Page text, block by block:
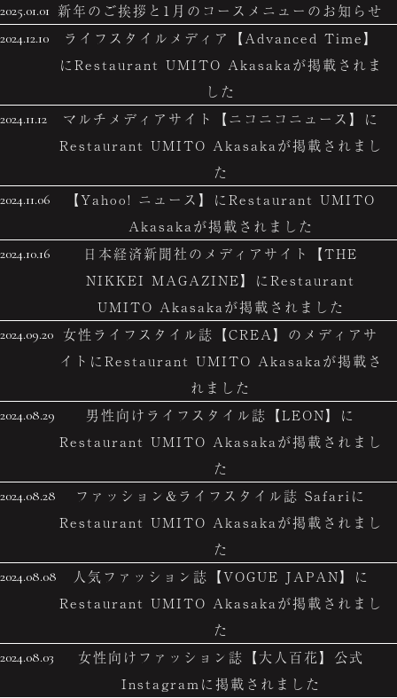
2025.01.01 新年のご挨拶と1月のコースメニューのお知らせ
2024.12.10
ライフスタイルメディア【Advanced Time】
にRestaurant UMITO Akasakaが掲載されま
した
2024.11.12
マルチメディアサイト【ニコニコニュース】に
Restaurant UMITO Akasakaが掲載されまし
た
2024.11.06
【Yahoo! ニュース】にRestaurant UMITO
Akasakaが掲載されました
2024.10.16
日本経済新聞社のメディアサイト【THE
NIKKEI MAGAZINE】にRestaurant
UMITO Akasakaが掲載されました
2024.09.20 女性ライフスタイル誌【CREA】のメディアサ
イトにRestaurant UMITO Akasakaが掲載さ
れました
2024.08.29
男性向けライフスタイル誌【LEON】に
Restaurant UMITO Akasakaが掲載されまし
た
2024.08.28
ファッション&ライフスタイル誌 Safariに
Restaurant UMITO Akasakaが掲載されまし
た
2024.08.08
人気ファッション誌【VOGUE JAPAN】に
Restaurant UMITO Akasakaが掲載されまし
た
2024.08.03
女性向けファッション誌【大人百花】公式
Instagramに掲載されました